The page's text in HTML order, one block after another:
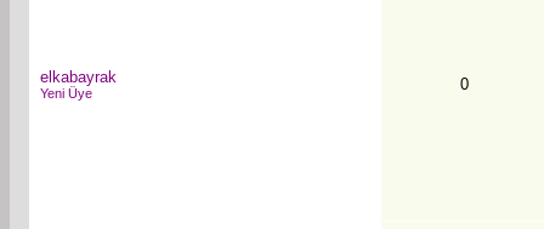
elkabayrak
Yeni Üye 0